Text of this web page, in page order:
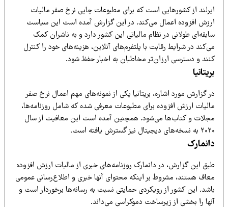
از کشورهایی است که برای مطبوعات چاپی نرخ صفر مالیات
افزوده اعمال می‌کند. در این گزارش آمده است این سیاست
طولانی در نظام مالیاتی این کشور دارد و به ناشران کمک
در شرایط رقابت با پلتفرم‌های آنلاین، هزینه‌های خود را کنترل
و دسترسی ارزان‌تر مخاطبان به اخبار حفظ شود.
گزارش مورد اشاره، بریتانیا یکی از نمونه‌های مهم اعمال نرخ صفر
ارزش افزوده برای مطبوعات معرفی شده که شامل روزنامه‌ها،
و کتاب‌ها می‌شود. همچنین آمده است این معافیت از سال
این گزارش، در دانمارک روزنامه‌های خبری از مالیات ارزش افزوده
هستند، مشروط بر اینکه محتوای آنها خبری و اطلاع‌رسانی عمومی
این کشور از رویکردی حمایتی نسبت به رسانه‌ها برخوردار است و
را بخشی از زیرساخت دموکراسی می‌داند.